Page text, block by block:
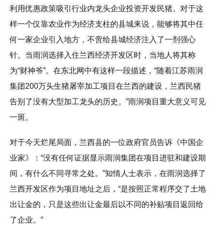
利用优惠政策吸引行业内龙头企业投资开发民猪。对于这
样一个仅靠农业作为经济支柱的县城来说，能够将其中任
何一家企业引入地方，不啻给县城经济注入了一剂强心
针。当雨润选择入住兰西经济开发区时，当地人将其称
为“财神爷”。在东北网中有这样一段描述，“随着江苏雨润
集团200万头生猪屠宰加工项目在兰西的建设，兰西民猪
告别了没有大型加工龙头的历史。”雨润项目重大意义可见
一斑。
对于今天烂尾局面，兰西县的一位政府官员告诉《中国企
业家》：“没有任何证据显示雨润集团在项目进驻和建设期
间，有什么不同寻常之处。”知情人士表示，在雨润选择了
兰西开发区作为项目地址之后，“是按照正常程序交了土地
出让金的，只是这些出让金最后以不同的补贴项目返回给
了企业。”